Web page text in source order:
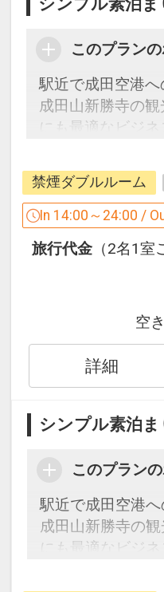
シンプル素泊
このプラン
駅近で成田空港へ
成田山新勝寺の
にも最適なビジネ
【プラン詳細】
ご宿泊のみをご利
プランをご用意い
なアメニティー
京成本線京成成
ＪＲ成田線東口よ
成田空港駅～京
◇成田山新勝寺ま
◇成田山道まで徒
◇鹿島スタジアム
・車で約80分
禁煙ダブルルーム
In 14:00～24:00 /
旅行代金 （2名1
空
詳細
シンプル素泊
このプラン
駅近で成田空港へ
成田山新勝寺の
にも最適なビジネ